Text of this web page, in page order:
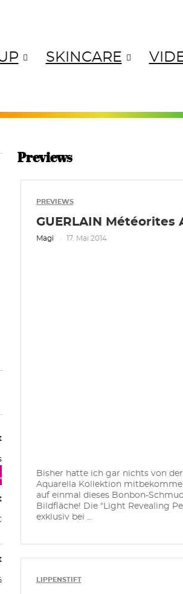
SKINCARE
Previews
PREVIEWS
GUERLAIN Météorites
Magi 17. Mai 2014
Bisher hatte ich gar nichts von der
Aquarella Kollektion
auf einmal dieses Bonbon-
Bildfläche! Die "Light Revealing
exklusiv bei ...
LIPPENSTIFT